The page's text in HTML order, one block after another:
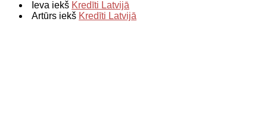
Ieva iekš Kredīti Latvijā
Artūrs iekš Kredīti Latvijā